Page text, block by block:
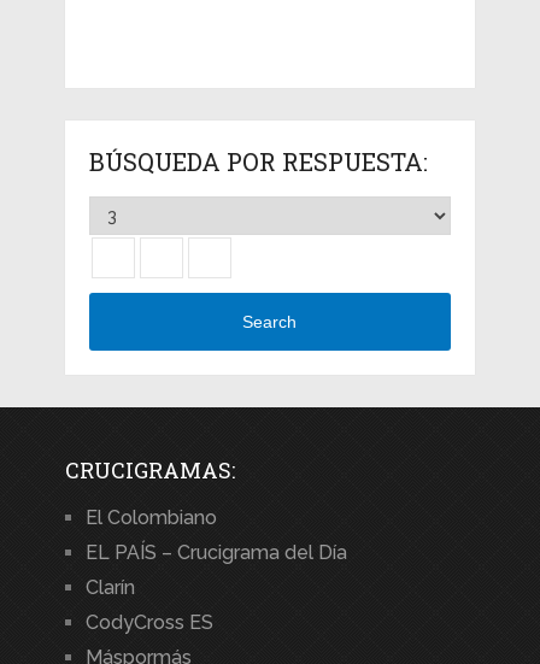
BÚSQUEDA POR RESPUESTA:
Search
CRUCIGRAMAS:
El Colombiano
EL PAÍS – Crucigrama del Día
Clarín
CodyCross ES
Máspormás